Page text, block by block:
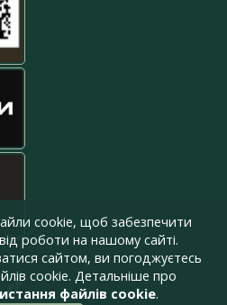
cookie, щоб забезпечити
роботи на нашому сайті.
сайтом, ви погоджуєтесь
cookie. Детальніше про
файлів cookie.